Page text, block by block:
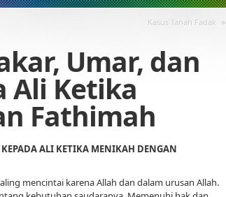
Kasus Tanah Fadak »
Umar, dan
Ali Ketika
Fathimah
ALI KETIKA MENIKAH DENGAN
mencintai karena Allah dan dalam urusan Allah.